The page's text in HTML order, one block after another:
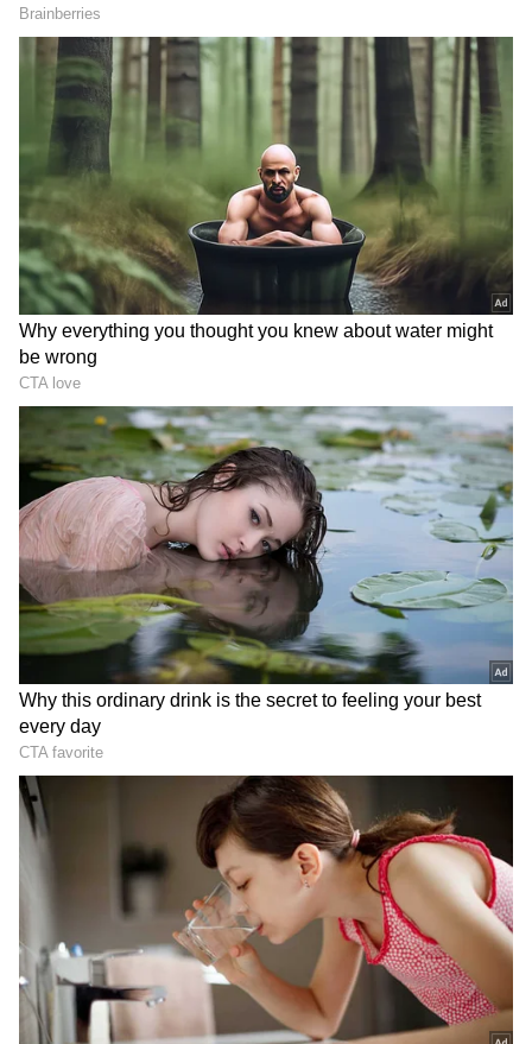
போதிலும் தன்னுடைய விமர்சனத்தை
தொடர்ந்து வருகிறார்.
ஏசியாநெட் தமிழ்-ஐ உங்கள் முதன்மைத்
தேர்வாக்குங்கள்
2
7
கடந்த வாரம் பயில்வான் ரங்கநாதன், குழலி
தொகுத்து வழங்கி வரும் நிகழ்ச்சியில்
கலந்து கொண்டார். இதில் ஷகிலாவும்
பங்கேற்றார். அப்போது ஊரில் உள்ள